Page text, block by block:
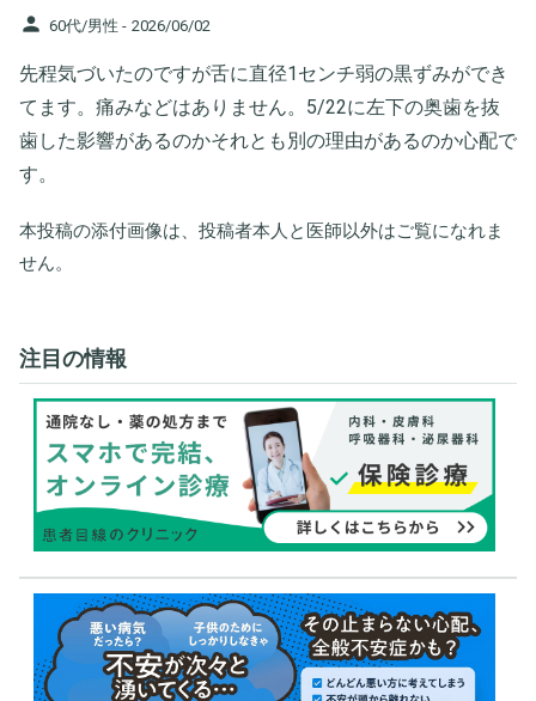
person 60代/男性 - 2026/06/02
先程気づいたのですが舌に直径1センチ弱の黒ずみができ
てます。痛みなどはありません。5/22に左下の奥歯を抜
歯した影響があるのかそれとも別の理由があるのか心配で
す。
本投稿の添付画像は、投稿者本人と医師以外はご覧になれま
せん。
注目の情報